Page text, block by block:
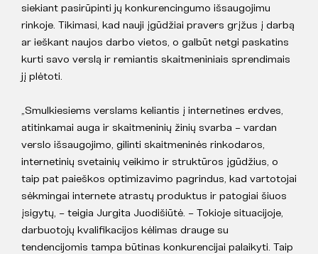
siekiant pasirūpinti jų konkurencingumo išsaugojimu
rinkoje. Tikimasi, kad nauji įgūdžiai pravers grįžus į darbą
ar ieškant naujos darbo vietos, o galbūt netgi paskatins
kurti savo verslą ir remiantis skaitmeniniais sprendimais
jį plėtoti.
„Smulkiesiems verslams keliantis į internetines erdves,
atitinkamai auga ir skaitmeninių žinių svarba – vardan
verslo išsaugojimo, gilinti skaitmeninės rinkodaros,
internetinių svetainių veikimo ir struktūros įgūdžius, o
taip pat paieškos optimizavimo pagrindus, kad vartotojai
sėkmingai internete atrastų produktus ir patogiai šiuos
įsigytų, – teigia Jurgita Juodišiūtė. – Tokioje situacijoje,
darbuotojų kvalifikacijos kėlimas drauge su
tendencijomis tampa būtinas konkurencijai palaikyti. Taip